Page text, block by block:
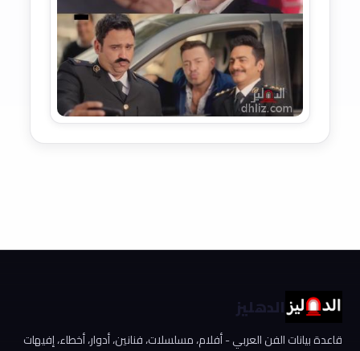
الدهليز
قاعدة بيانات الفن العربي - أفلام، مسلسلات، فنانين، أدوار، أخطاء، إفيهات